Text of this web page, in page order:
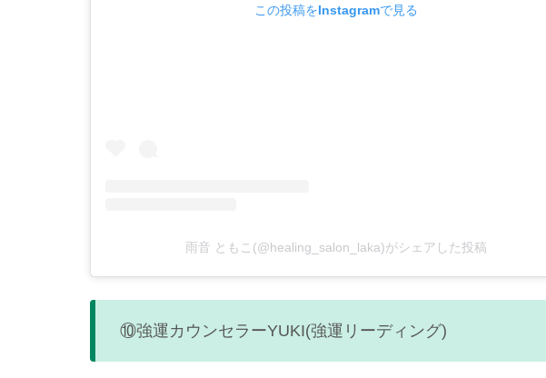
この投稿をInstagramで見る
雨音 ともこ(@healing_salon_laka)がシェアした投稿
⑩強運カウンセラーYUKI(強運リーディング)